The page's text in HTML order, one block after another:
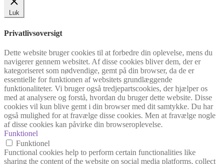
Luk
Privatlivsoversigt
Dette website bruger cookies til at forbedre din oplevelse, mens du
navigerer gennem websitet. Af disse cookies bliver dem, der er
kategoriseret som nødvendige, gemt på din browser, da de er
essentielle for funktionen af websitets grundlæggende
funktionaliteter. Vi bruger også tredjepartscookies, der hjælper os
med at analysere og forstå, hvordan du bruger dette website. Disse
cookies vil kun blive gemt i din browser med dit samtykke. Du har
også mulighed for at fravælge disse cookies. Men at fravælge nogle
af disse cookies kan påvirke din browseroplevelse.
Funktionel
Funktionel
Functional cookies help to perform certain functionalities like
sharing the content of the website on social media platforms, collect